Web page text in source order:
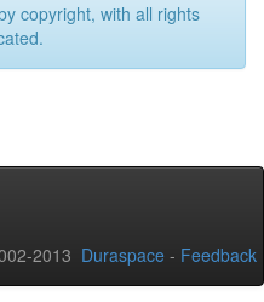
copyright, with all rights
2013 Duraspace - Feedback